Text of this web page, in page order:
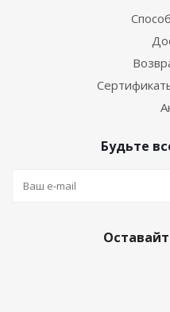
Будьте